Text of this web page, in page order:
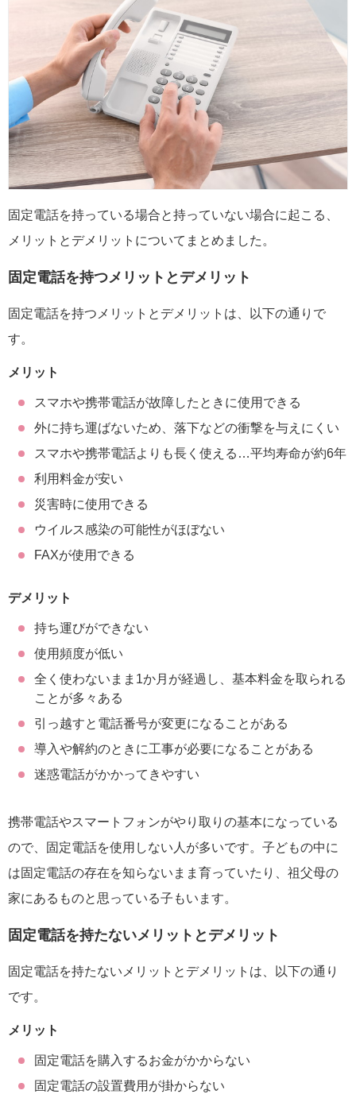
固定電話を持っている場合と持っていない場合に起こる、
メリットとデメリットについてまとめました。
固定電話を持つメリットとデメリット
固定電話を持つメリットとデメリットは、以下の通りで
す。
メリット
スマホや携帯電話が故障したときに使用できる
外に持ち運ばないため、落下などの衝撃を与えにくい
スマホや携帯電話よりも長く使える…平均寿命が約6年
利用料金が安い
災害時に使用できる
ウイルス感染の可能性がほぼない
FAXが使用できる
デメリット
持ち運びができない
使用頻度が低い
全く使わないまま1か月が経過し、基本料金を取られる
ことが多々ある
引っ越すと電話番号が変更になることがある
導入や解約のときに工事が必要になることがある
迷惑電話がかかってきやすい
携帯電話やスマートフォンがやり取りの基本になっている
ので、固定電話を使用しない人が多いです。子どもの中に
は固定電話の存在を知らないまま育っていたり、祖父母の
家にあるものと思っている子もいます。
固定電話を持たないメリットとデメリット
固定電話を持たないメリットとデメリットは、以下の通り
です。
メリット
固定電話を購入するお金がかからない
固定電話の設置費用が掛からない